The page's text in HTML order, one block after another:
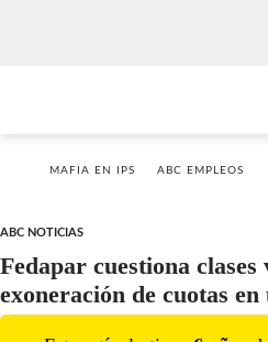
MAFIA EN IPS ABC EMPLEOS
ABC NOTICIAS
Fedapar cuestiona
exoneración de cuotas en